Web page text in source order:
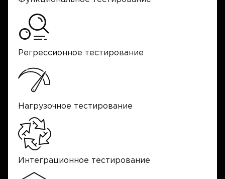
Регрессионное тестирование
Нагрузочное тестирование
Интеграционное тестирование